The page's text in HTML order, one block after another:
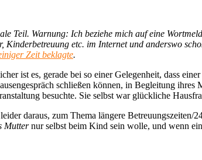
Teil. Warnung: Ich beziehe mich auf eine
Kinderbetreuung etc. im Internet und anderswo
Zeit beklagte.
ist es, gerade bei so einer Gelegenheit, dass
schließen können, in Begleitung
besuchte. Sie selbst war glückliche
daraus, zum Thema längere
Mutternur selbst beim Kind sein wolle, und wenn